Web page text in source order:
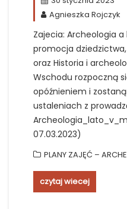
Agnieszka Rojczyk
Zajecia: Archeologia
promocja
oraz Historia i
Wschodu rozpoczną
opóźnieniem i
ustaleniach z
07.03.2023)
PLANY ZAJĘĆ –
czytaj wiecej